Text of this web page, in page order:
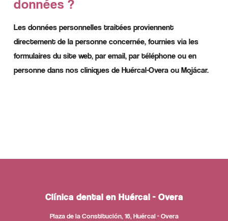
données ?
Les données personnelles traitées proviennent
directement de la personne concernée, fournies via les
formulaires du site web, par email, par téléphone ou en
personne dans nos cliniques de Huércal-Overa ou Mojácar.
Clínica dental en Huércal - Overa
Plaza de la Constitución, 16, Huércal - Overa